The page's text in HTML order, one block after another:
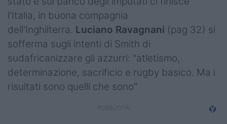
Mercato
Serie A Elite
Campionati
Serie A
l'Italia, in buona compagnia
dell'Inghilterra. Luciano Ravagnani (pag 32) si
sofferma sugli intenti di Smith di
sudafricanizzare gli azzurri: "atletismo,
determinazione, sacrificio e rugby basico. Ma i
risultati sono quelli che sono"